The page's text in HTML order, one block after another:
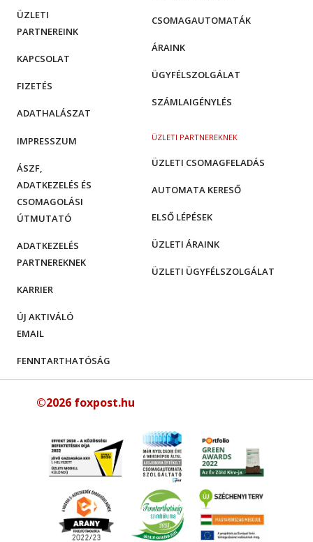
CSOMAGAUTOMATÁK
ÁRAINK
ÜGYFÉLSZOLGÁLAT
SZÁMLAIGÉNYLÉS
ÜZLETI PARTNEREKNEK
ÜZLETI CSOMAGFELADÁS
AUTOMATA KERESŐ
ELSŐ LÉPÉSEK
ÜZLETI ÁRAINK
ÜZLETI ÜGYFÉLSZOLGÁLAT
ÜZLETI
PARTNEREINK
KAPCSOLAT
FIZETÉS
ADATHALÁSZAT
IMPRESSZUM
ÁSZF,
ADATKEZELÉS ÉS
CSOMAGOLÁSI
ÚTMUTATÓ
ADATKEZELÉS
PARTNEREKNEK
KARRIER
ÚJ AKTIVÁLÓ
EMAIL
FENNTARTHATÓSÁG
©2026 foxpost.hu